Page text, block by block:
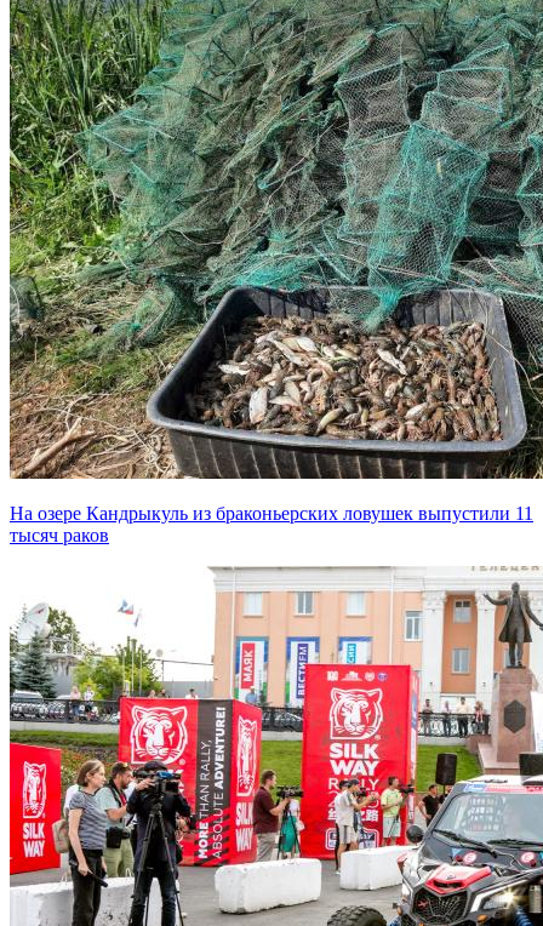
На озере Кандрыкуль из браконьерских ловушек выпустили 11
тысяч раков